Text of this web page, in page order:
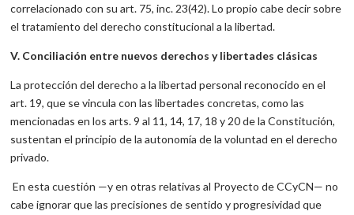
correlacionado con su art. 75, inc. 23(42). Lo propio cabe decir sobre
el tratamiento del derecho constitucional a la libertad.
V. Conciliación entre nuevos derechos y libertades clásicas
La protección del derecho a la libertad personal reconocido en el
art. 19, que se vincula con las libertades concretas, como las
mencionadas en los arts. 9 al 11, 14, 17, 18 y 20 de la Constitución,
sustentan el principio de la autonomía de la voluntad en el derecho
privado.
En esta cuestión —y en otras relativas al Proyecto de CCyCN— no
cabe ignorar que las precisiones de sentido y progresividad que